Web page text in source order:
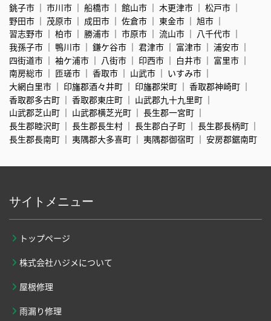
銚子市 市川市 船橋市 館山市 木更津市
松戸市
野田市
茂原市 成田市 佐倉市 東金市
旭市
習志野市
柏市 勝浦市 市原市 流山市
八千代市
我孫子市
鴨川市 鎌ケ谷市 君津市 富津市
浦安市
四街道市
袖ケ浦市 八街市 印西市 白井市
富里市
南房総市
匝瑳市 香取市 山武市
いすみ市
大網白里市
印旛郡酒々井町 印旛郡栄町
香取郡神崎町
香取郡多古町
香取郡東庄町
山武郡九十九里町
山武郡芝山町
山武郡横芝光町
長生郡一宮町
長生郡睦沢町
長生郡長生村 長生郡白子町
長生郡長柄町
長生郡長南町
夷隅郡大多喜町 夷隅郡御宿町 安房郡鋸南町
サイトメニュー
トップページ
株式会社ハジメについて
屋根修理
雨漏り修理